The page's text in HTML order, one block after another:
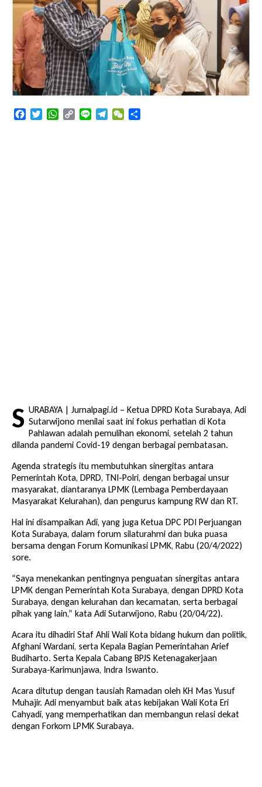
Angkutan Bawang Bombay Tak Sesuai Dokumen
FacebookTwitterWhatsApp
Copy
Line TelegramWeChat
S URABAYA | Jurnalpagi.id – Ketua DPRD Kota Surabaya, Adi
Sutarwijono menilai saat ini fokus perhatian di Kota
Pahlawan adalah pemulihan ekonomi, setelah 2 tahun
dilanda pandemi Covid-19 dengan berbagai pembatasan.
Agenda strategis itu membutuhkan sinergitas antara
Pemerintah Kota, DPRD, TNI-Polri, dengan berbagai unsur
masyarakat, diantaranya LPMK (Lembaga Pemberdayaan
Masyarakat Kelurahan), dan pengurus kampung RW dan RT.
Hal ini disampaikan Adi, yang juga Ketua DPC PDI Perjuangan
Kota Surabaya, dalam forum silaturahmi dan buka puasa
bersama dengan Forum Komunikasi LPMK, Rabu (20/4/2022)
sore.
“Saya menekankan pentingnya penguatan sinergitas antara
LPMK dengan Pemerintah Kota Surabaya, dengan DPRD Kota
Surabaya, dengan kelurahan dan kecamatan, serta berbagai
pihak yang lain,” kata Adi Sutarwijono, Rabu (20/04/22).
Acara itu dihadiri Staf Ahli Wali Kota bidang hukum dan politik,
Afghani Wardani, serta Kepala Bagian Pemerintahan Arief
Budiharto. Serta Kepala Cabang BPJS Ketenagakerjaan
Surabaya-Karimunjawa, Indra Iswanto.
Acara ditutup dengan tausiah Ramadan oleh KH Mas Yusuf
Muhajir. Adi menyambut baik atas kebijakan Wali Kota Eri
Cahyadi, yang memperhatikan dan membangun relasi dekat
dengan Forkom LPMK Surabaya.